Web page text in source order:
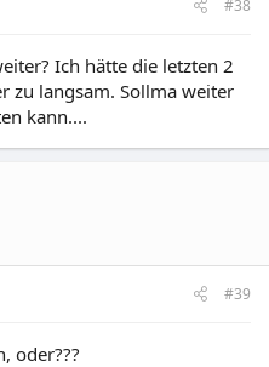
#38
Ich hätte die letzten 2
zu langsam. Sollma weiter
kann....
#39
oder???